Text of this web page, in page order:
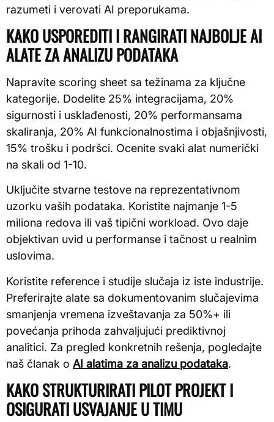
razumeti i verovati AI preporukama.
KAKO USPOREDITI I RANGIRATI NAJBOLJE AI
ALATE ZA ANALIZU PODATAKA
Napravite scoring sheet sa težinama za ključne
kategorije. Dodelite 25% integracijama, 20%
sigurnosti i usklađenosti, 20% performansama
skaliranja, 20% AI funkcionalnostima i objašnjivosti,
15% trošku i podršci. Ocenite svaki alat numerički
na skali od 1-10.
Uključite stvarne testove na reprezentativnom
uzorku vaših podataka. Koristite najmanje 1-5
miliona redova ili vaš tipični workload. Ovo daje
objektivan uvid u performanse i tačnost u realnim
uslovima.
Koristite reference i studije slučaja iz iste industrije.
Preferirajte alate sa dokumentovanim slučajevima
smanjenja vremena izveštavanja za 50%+ ili
povećanja prihoda zahvaljujući prediktivnoj
analitici. Za pregled konkretnih rešenja, pogledajte
naš članak o AI alatima za analizu podataka.
KAKO STRUKTURIRATI PILOT PROJEKT I
OSIGURATI USVAJANJE U TIMU